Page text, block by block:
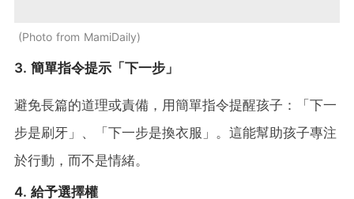
Photo from MamiDaily
3. 簡單指令提示「下一步」
避免長篇的道理或責備，用簡單指令提醒孩子：「下一
步是刷牙」、「下一步是換衣服」。這能幫助孩子專注
於行動，而不是情緒。
4. 給予選擇權